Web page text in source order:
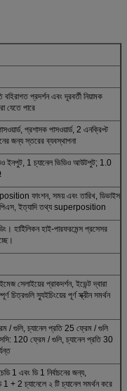
বহিরাগত প্রদর্শন এবং দূরবর্তী নিয়ামক
যেতে পারে
প্রশাসক পাসওয়ার্ড, 2 এনক্রিপ্ট
জন্য স্তরের ব্যবস্থাপনা
ইনপুট, 1 চ্যানেল ভিডিও আউটপুট; 1.0
ফাংশন, সময় এবং তারিখ, ডিভাইস
ইত্যাদি তথ্য superposition
হাইিলিকন হাই-পারফরমেন্স প্রসেসর
সেলাইয়ের প্রাকদর্শন, ইভেন্ট দ্বারা
চিত্রগুলি স্যুইচিংয়ের পূর্ণ স্ক্রীন সমর্থন
/ গুলি, চ্যানেল প্রতি 25 ফ্রেম / গুলি
120 ফ্রেম / গুলি, চ্যানেল প্রতি 30
1 এবং ডি 1 নির্বাচনের জন্য,
+ 2 চ্যানেলে ২ টি চ্যানেল সমর্থন করে